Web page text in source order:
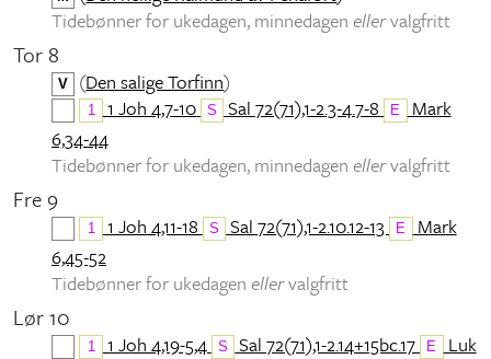
Tidebønner for ukedagen, minnedagen ellervalgfritt
Tor 8
V (Den salige Torfinn)
1 1 Joh 4,7-10 S Sal 72(71),1-2.3-4.7-8 E Mark
6,34-44
Tidebønner for ukedagen, minnedagen ellervalgfritt
Fre 9
1 1 Joh 4,11-18 S Sal 72(71),1-2.10.12-13 E Mark
6,45-52
Tidebønner for ukedagen ellervalgfritt
Lør 10
1 1 Joh 4,19-5,4 S Sal 72(71),1-2.14+15bc.17 E Luk